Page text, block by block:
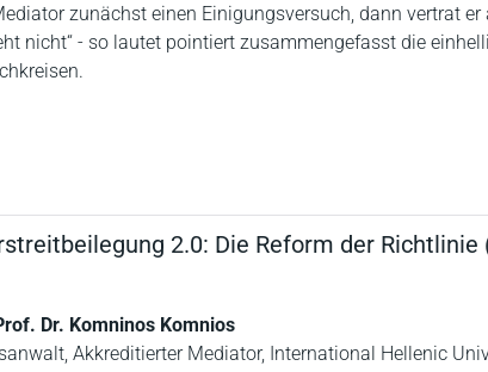
zunächst einen Einigungsversuch, dann vertrat
nicht“ - so lautet pointiert zusammengefasst die
2.0: Die Reform der
Dr. Komninos Komnios
Akkreditierter Mediator, International Hellenic